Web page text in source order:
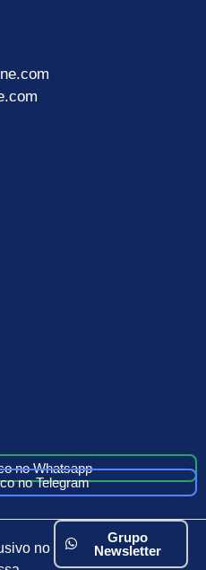
no Whatsapp
no Telegram
no
Grupo
Newsletter